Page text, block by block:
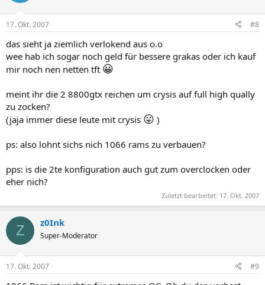
17. Okt. 2007 #8
das sieht ja ziemlich verlokend aus o.o
wee hab ich sogar noch geld für bessere grakas oder ich kauf
mir noch nen netten tft 😀
meint ihr die 2 8800gtx reichen um crysis auf full high qually
zu zocken?
(jaja immer diese leute mit crysis 😛 )
ps: also lohnt sichs nich 1066 rams zu verbauen?
pps: is die 2te konfiguration auch gut zum overclocken oder
eher nich?
Zuletzt bearbeitet: 17. Okt. 2007
Z z0Ink
Super-Moderator
17. Okt. 2007 #9